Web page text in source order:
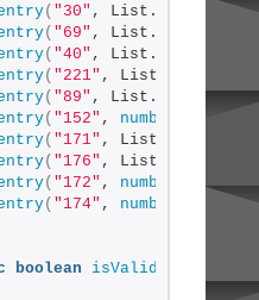
( "30" , List. trunk(
( "69" , List.
( "40" , List.
( "221" , List.
( "89" , List. trunk(
( "152" , numbers
( "171" , List.
( "176" , List.
( "172" , numbers "172"
( "174" , numbers "174"
boolean isValid